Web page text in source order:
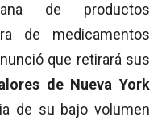
de productos
de medicamentos
que retirará sus
de Nueva York
de su bajo volumen